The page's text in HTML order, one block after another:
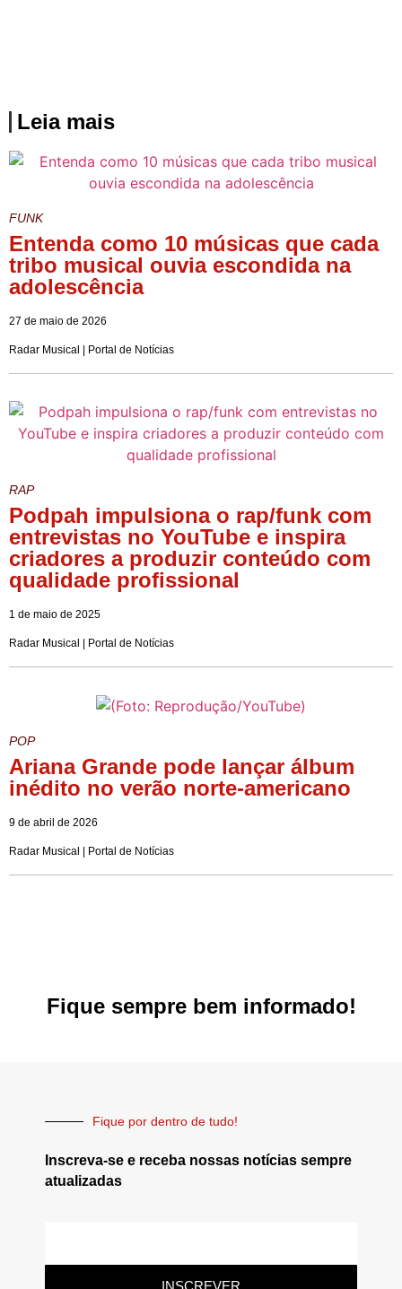
Leia mais
FUNK
Entenda como 10 músicas que cada
tribo musical ouvia escondida na
adolescência
27 de maio de 2026
Radar Musical | Portal de Notícias
RAP
Podpah impulsiona o rap/funk com
entrevistas no YouTube e inspira
criadores a produzir conteúdo com
qualidade profissional
1 de maio de 2025
Radar Musical | Portal de Notícias
POP
Ariana Grande pode lançar álbum
inédito no verão norte-americano
9 de abril de 2026
Radar Musical | Portal de Notícias
Fique sempre bem informado!
Fique por dentro de tudo!
Inscreva-se e receba nossas notícias sempre
atualizadas